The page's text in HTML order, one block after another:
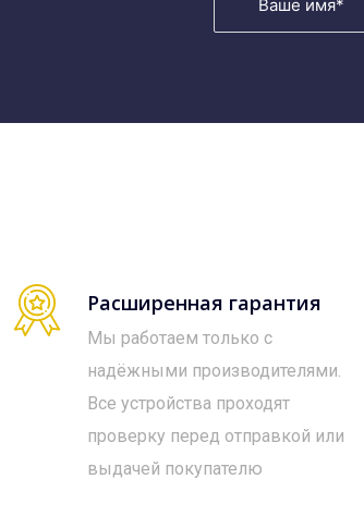
Расширенная гарантия
Мы работаем только с
надёжными производителями.
Все устройства проходят
проверку перед отправкой или
выдачей покупателю